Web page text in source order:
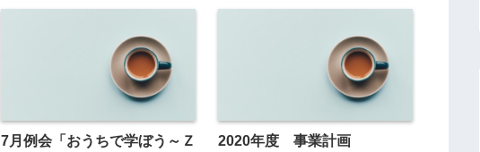
7月例会「おうちで学ぼう～Ｚ
2020年度 事業計画